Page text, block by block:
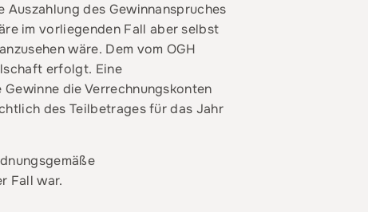
des Gewinnanspruches
im vorliegenden Fall aber selbst
wäre. Dem vom OGH
erfolgt. Eine
die Verrechnungskonten
des Teilbetrages für das Jahr
Fall war.